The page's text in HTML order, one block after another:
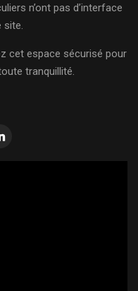
n’ont pas d’interface
cet espace sécurisé pour
tranquillité.